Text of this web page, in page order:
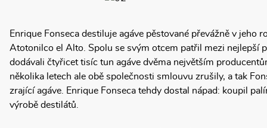
Enrique Fonseca destiluje agáve pěstované převážně v jeho
Atotonilco el Alto. Spolu se svým otcem patřil mezi nejlepší
dodávali čtyřicet tisíc tun agáve dvěma největším
několika letech ale obě společnosti smlouvu zrušily, a tak
zrající agáve. Enrique Fonseca tehdy dostal nápad: koupil
výrobě destilátů.